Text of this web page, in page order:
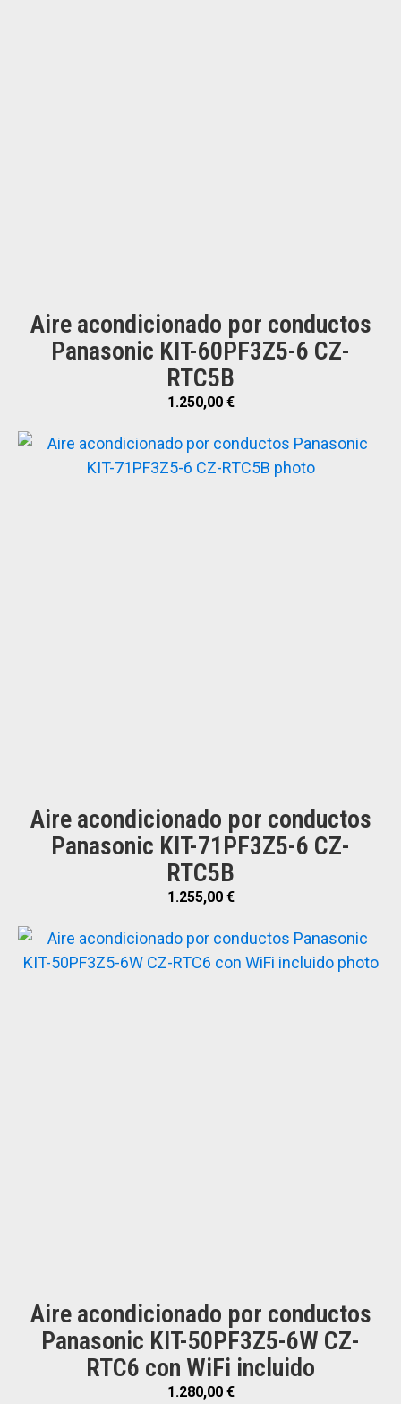
Aire acondicionado por conductos
Panasonic KIT-60PF3Z5-6 CZ-
RTC5B
1.250,00 €
Aire acondicionado por conductos
Panasonic KIT-71PF3Z5-6 CZ-
RTC5B
1.255,00 €
Aire acondicionado por conductos
Panasonic KIT-50PF3Z5-6W CZ-
RTC6 con WiFi incluido
1.280,00 €